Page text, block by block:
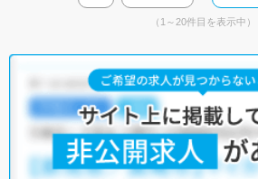
（1～20件目を表示中）